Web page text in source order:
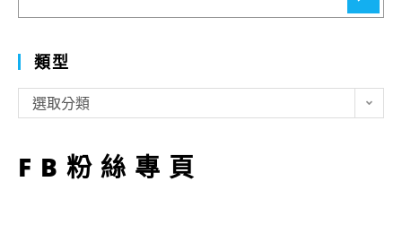
類型
型
選取分類
FB粉絲專頁